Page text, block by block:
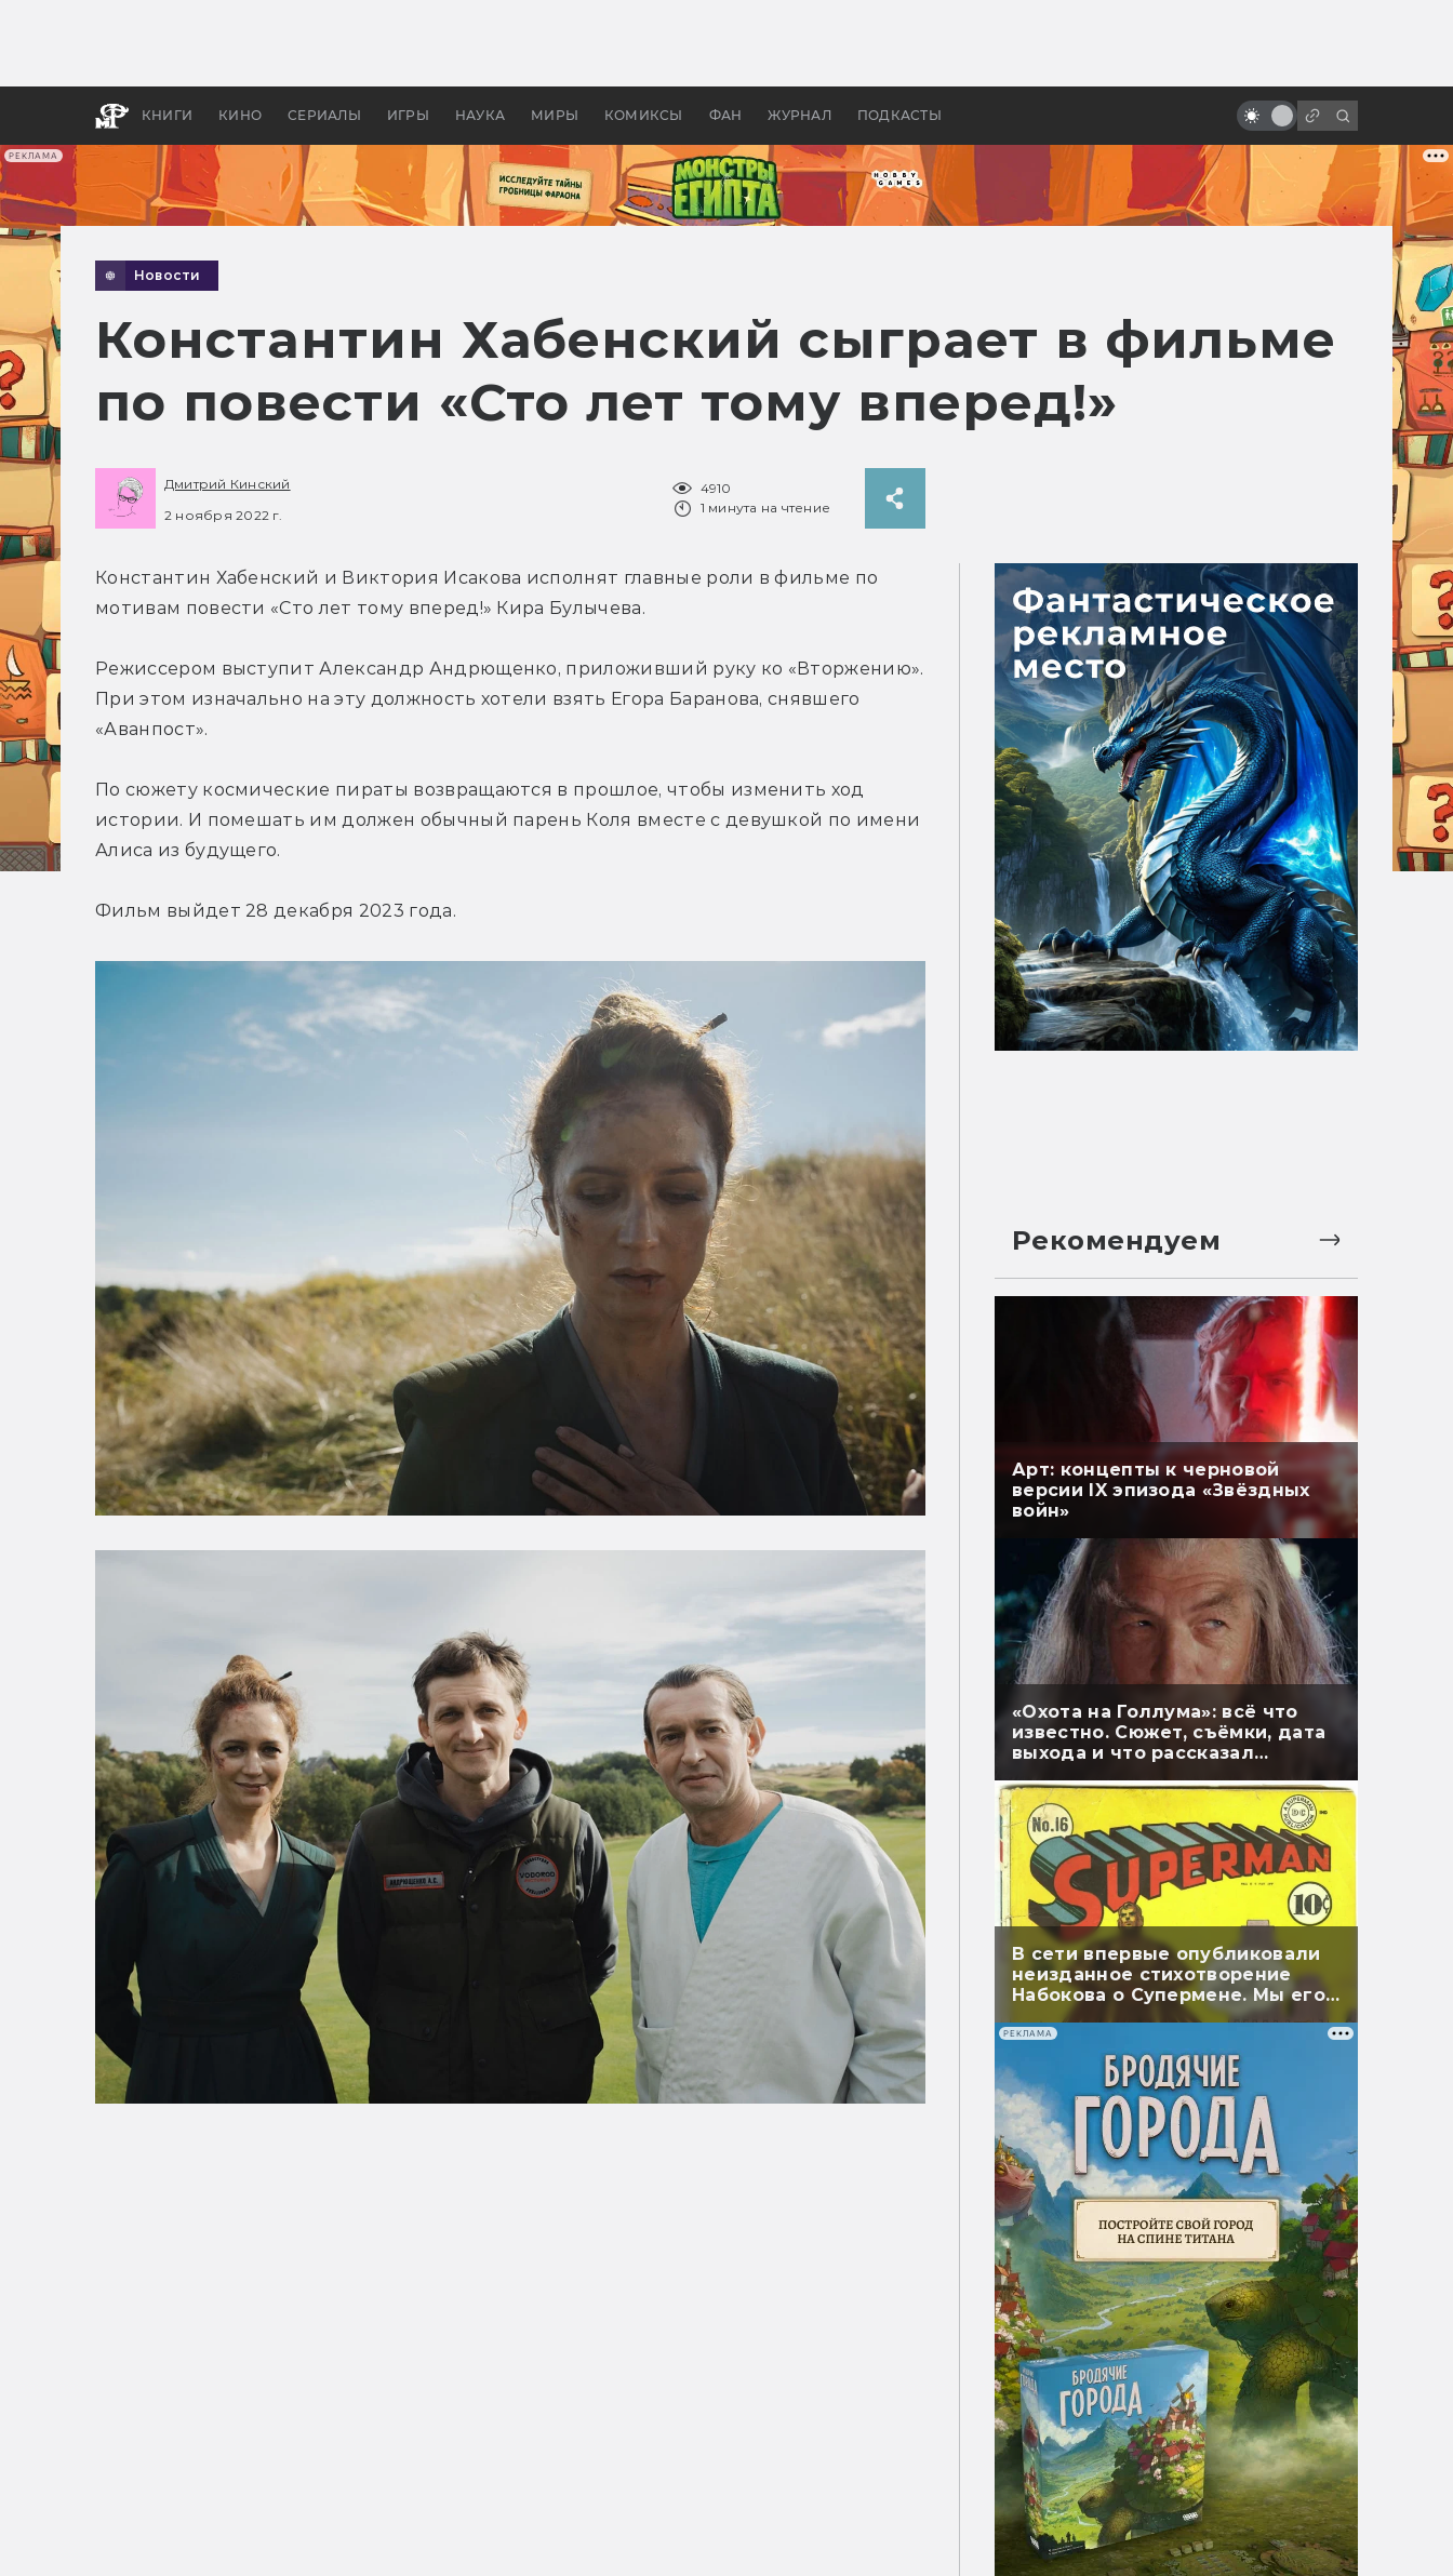
РЕКЛАМА
КНИГИ КИНО СЕРИАЛЫ ИГРЫ НАУКА МИРЫ КОМИКСЫ ФАН ЖУРНАЛ ПОДКАСТЫ
апокалипсис, в России —
бы «Властелина колец»
не ешьте меня!
Новости
Константин Хабенский сыграет в фильме
по повести «Сто лет тому вперед!»
Дмитрий Кинский
2 ноября 2022 г.
4910
1 минута на чтение
Константин Хабенский и Виктория Исакова исполнят главные роли в фильме по
мотивам повести «Сто лет тому вперед!» Кира Булычева.
Режиссером выступит Александр Андрющенко, приложивший руку ко «Вторжению».
При этом изначально на эту должность хотели взять Егора Баранова, снявшего
«Аванпост».
По сюжету космические пираты возвращаются в прошлое, чтобы изменить ход
истории. И помешать им должен обычный парень Коля вместе с девушкой по имени
Алиса из будущего.
Фильм выйдет 28 декабря 2023 года.
Рекомендуем
Арт: концепты к черновой
версии IX эпизода «Звёздных
войн»
«Охота на Голлума»: всё что
известно. Сюжет, съёмки, дата
выхода и что рассказал
В сети впервые опубликовали
неизданное стихотворение
Набокова о Супермене. Мы его
перевели
РЕКЛАМА